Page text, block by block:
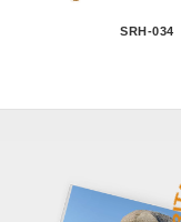
SRH-034